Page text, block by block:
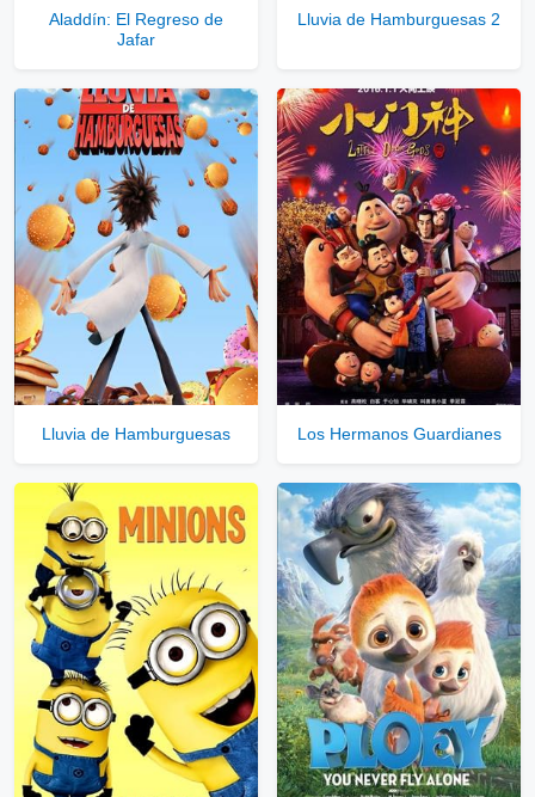
Aladdín: El Regreso de
Jafar
Lluvia de Hamburguesas 2
Lluvia de Hamburguesas Los Hermanos Guardianes